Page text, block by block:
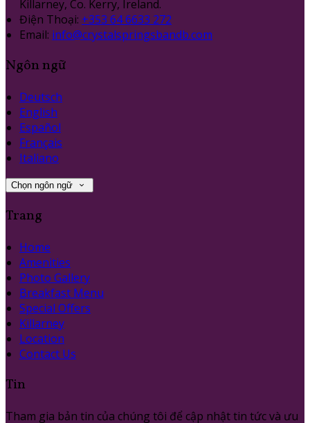
Killarney, Co. Kerry, Ireland.
Điện Thoại: +353 64 6633 272
Email: info@crystalspringsbandb.com
Ngôn ngữ
Deutsch
English
Español
Français
Italiano
Chọn ngôn ngữ
Trang
Home
Amenities
Photo Gallery
Breakfast Menu
Special Offers
Killarney
Location
Contact Us
Tin
Tham gia bản tin của chúng tôi để cập nhật tin tức và ưu